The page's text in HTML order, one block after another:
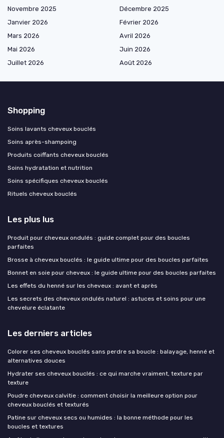
Novembre 2025
Décembre 2025
Janvier 2026
Février 2026
Mars 2026
Avril 2026
Mai 2026
Juin 2026
Juillet 2026
Août 2026
Shopping
Soins lavants cheveux bouclés
Soins après-shampoing
Produits coiffants cheveux bouclés
Soins hydratation et nutrition
Soins spécifiques cheveux bouclés
Rituels cheveux bouclés
Les plus lus
Produit pour cheveux ondulés : guide complet pour des boucles
parfaites
Brosse à cheveux bouclés : le guide ultime pour des boucles parfaites
Bonnet en soie pour cheveux : le guide ultime pour des boucles parfaites
Les effets du henné sur les cheveux : avant et après
Les secrets des cheveux ondulés naturel : astuces et soins pour une
chevelure éclatante
Les derniers articles
Colorer ses cheveux bouclés sans perdre sa boucle : balayage, henné et
alternatives douces
Hydrater ses cheveux bouclés : ce qui marche vraiment, texture par
texture
Poudre cheveux calvitie : comment choisir la meilleure option pour
cheveux bouclés et texturés
Patine sur cheveux secs ou humides : la bonne méthode pour les
boucles et textures